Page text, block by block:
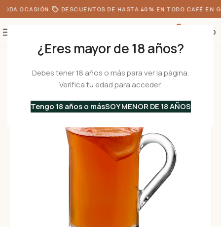
¿Eres mayor de 18 años?
Debes tener 18 años o más para ver la página.
Verifica tu edad para acceder.
Tengo 18 años o másSOY MENOR DE 18 AÑOS
OCASIÓN DESCUENTOS DE HASTA 40% EN TODO CAFÉ EN
0.00
De Te/